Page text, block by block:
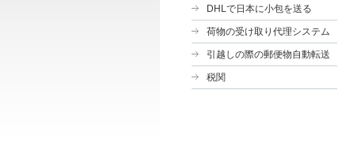
DHLで日本に小包を送る
荷物の受け取り代理システム
引越しの際の郵便物自動転送
税関